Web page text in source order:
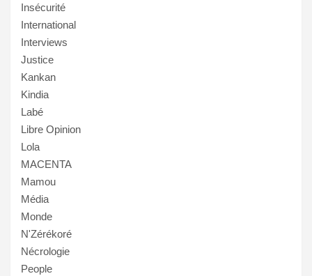
Insécurité
International
Interviews
Justice
Kankan
Kindia
Labé
Libre Opinion
Lola
MACENTA
Mamou
Média
Monde
N'Zérékoré
Nécrologie
People